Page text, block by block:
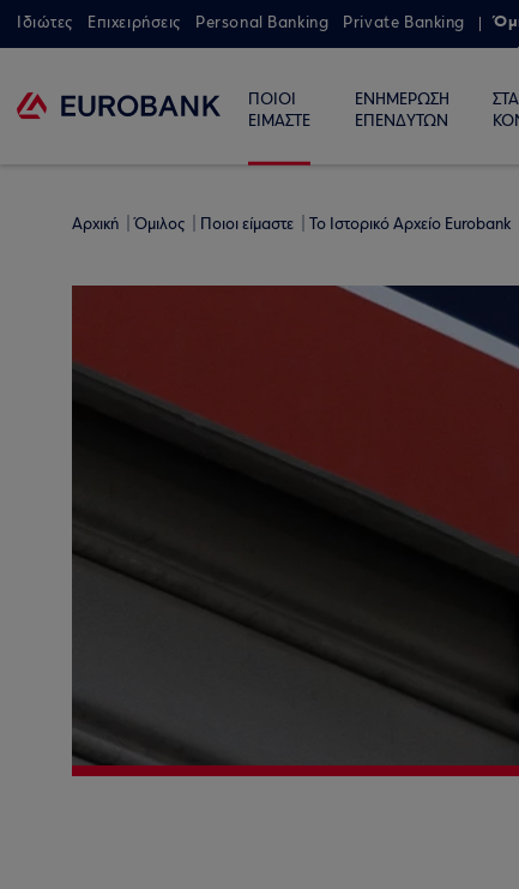
Ιδιώτες Επιχειρήσεις Personal Banking Private Banking
ΠΟΙΟΙ
ΕΙΜΑΣΤΕ
ΕΝΗΜΕΡΩΣΗ
ΕΠΕΝΔΥΤΩΝ
Αρχική Όμιλος Ποιοι είμαστε Το Ιστορικό Αρχείο Eurobank